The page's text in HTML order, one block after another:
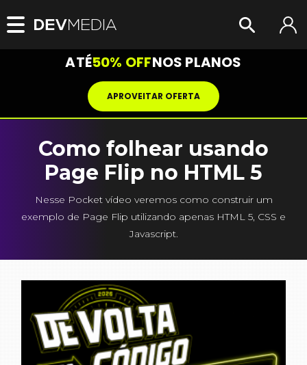
ATÉ50% OFFNOS PLANOS
APROVEITAR OFERTA
Como folhear usando
Page Flip no HTML 5
Nesse Pocket vídeo veremos como construir um
exemplo de Page Flip utilizando apenas HTML 5, CSS e
Javascript.